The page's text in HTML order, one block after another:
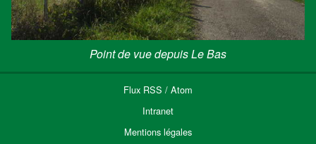
Point de vue depuis Le Bas
Flux RSS / Atom
Intranet
Mentions légales